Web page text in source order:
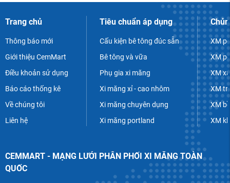
Trang chủ
Thông báo mới
Giới thiệu CemMart
Điều khoản sử dụng
Báo cáo thống kê
Về chúng tôi
Liên hệ
Tiêu chuẩn áp dụng
Cấu kiện bê tông đúc sẵn
Bê tông và vữa
Phụ gia xi măng
Xi măng xỉ - cao nhôm
Xi măng chuyên dụng
Xi măng portland
XM
XM
XM
XM
XM
XM
CEMMART - MẠNG LƯỚI PHÂN PHỐI XI MĂNG TOÀN
QUỐC